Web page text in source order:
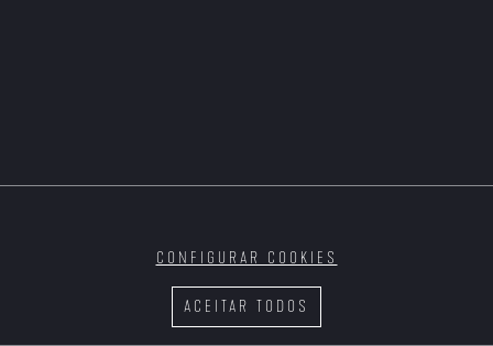
ACEITAR TODOS
CONFIGURAR COOKIES